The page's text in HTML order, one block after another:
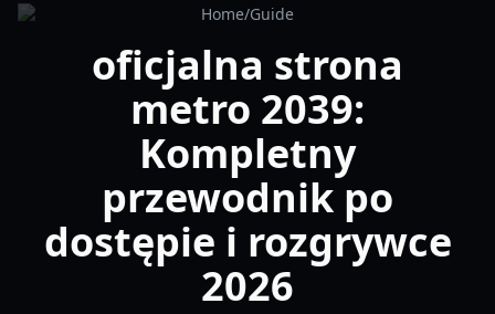
Home/Guide
oficjalna strona
metro 2039:
Kompletny
przewodnik po
dostępie i rozgrywce
2026